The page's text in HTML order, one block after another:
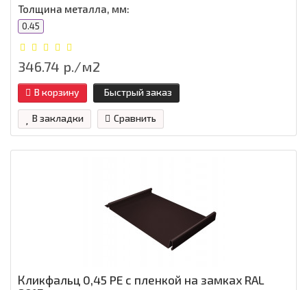
Толщина металла, мм:
0.45
346.74 р./м2
В корзину Быстрый заказ
В закладки Сравнить
Кликфальц 0,45 PE с пленкой на замках RAL